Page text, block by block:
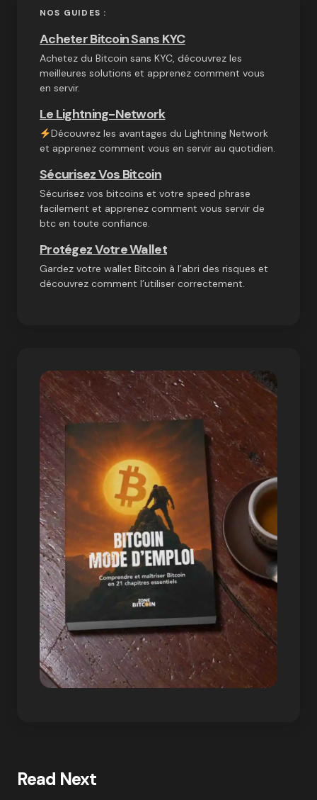
NOS GUIDES :
Acheter Bitcoin Sans KYC
Achetez du Bitcoin sans KYC, découvrez les
meilleures solutions et apprenez comment vous
en servir.
Le Lightning-Network
Découvrez les avantages du Lightning Network
et apprenez comment vous en servir au quotidien.
Sécurisez Vos Bitcoin
Sécurisez vos bitcoins et votre speed phrase
facilement et apprenez comment vous servir de
btc en toute confiance.
Protégez Votre Wallet
Gardez votre wallet Bitcoin à l’abri des risques et
découvrez comment l’utiliser correctement.
Read Next